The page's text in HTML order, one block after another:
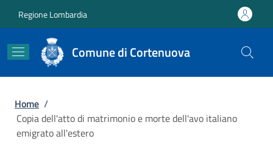
Regione Lombardia
Comune di Cortenuova
Briciole di pane
Home /
Copia dell'atto di matrimonio e morte dell'avo italiano
emigrato all'estero